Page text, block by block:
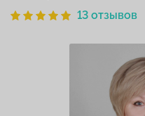
13 отзывов